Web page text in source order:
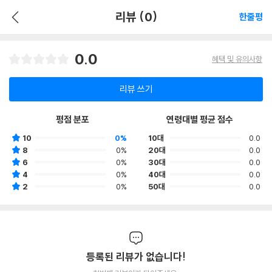
리뷰 (0) 한줄평
0.0 혜택 및 유의사항
리뷰 쓰기
평점 분포
10
0%
8
0%
6
0%
4
0%
2
0%
연령대별 평균 점수
10대
0.0
20대
0.0
30대
0.0
40대
0.0
50대
0.0
등록된 리뷰가 없습니다!